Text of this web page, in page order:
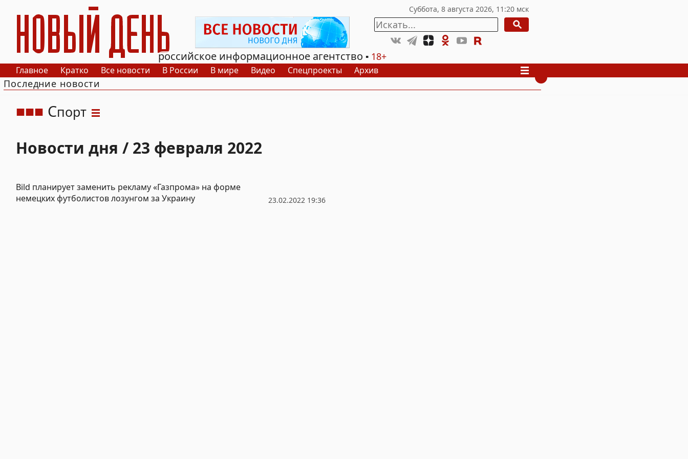
РИА Новый День
российское информационное агентство
18+
Главное Кратко Все новости В России В мире Видео Спецпроекты Архив
Последние новости
Спорт
Новости дня / 23 февраля 2022
23.02.2022 19:36
Bild планирует заменить рекламу «Газпрома» на форме
немецких футболистов лозунгом за Украину